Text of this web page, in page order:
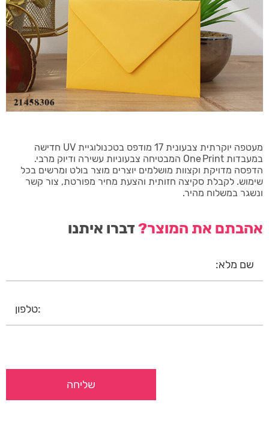
מעטפה יוקרתית צבעונית 17 מודפס בטכנולוגיית UV חדישה
במעבדות One Print המבטיחה צבעוניות עשירה ודיוק מרבי.
הדפסה מדויקת וקצוות מושלמים יוצרים מוצר בולט ומרשים בכל
שימוש. לקבלת סקיצה חזותית והצעת מחיר מפורטת, צור קשר
ונשגר במשלוח מהיר.
אהבתם את המוצר?דברו איתנו